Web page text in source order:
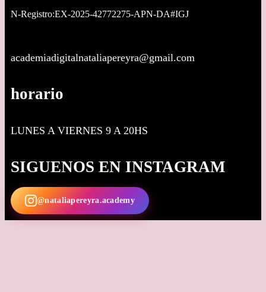
N-Registro:EX-2025-42772275-APN-DA#IGJ
academiadigitalnataliapereyra@gmail.com
horario
LUNES A VIERNES 9 A 20HS
SIGUENOS EN INSTAGRAM
@nataliapereyra.academy